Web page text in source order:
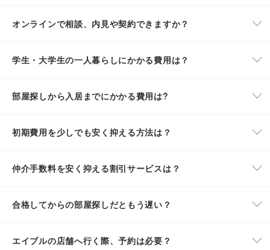
オンラインで相談、内見や契約できますか？
学生・大学生の一人暮らしにかかる費用は？
部屋探しから入居までにかかる費用は?
初期費用を少しでも安く抑える方法は？
仲介手数料を安く抑える割引サービスは？
合格してからの部屋探しだともう遅い？
エイブルの店舗へ行く際、予約は必要？